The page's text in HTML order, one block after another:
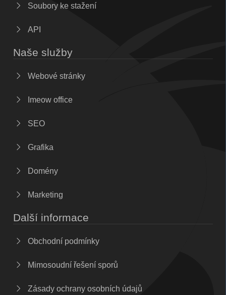
Soubory ke stažení
API
Naše služby
Webové stránky
Imeow office
SEO
Grafika
Domény
Marketing
Další informace
Obchodní podmínky
Mimosoudní řešení sporů
Zásady ochrany osobních údajů